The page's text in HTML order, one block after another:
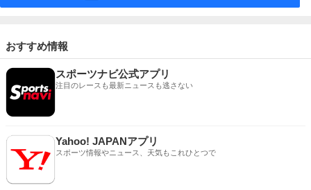
おすすめ情報
スポーツナビ公式アプリ
注目のレースも最新ニュースも逃さない
Yahoo! JAPANアプリ
スポーツ情報やニュース、天気もこれひとつで